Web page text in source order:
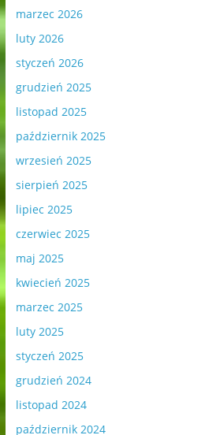
marzec 2026
luty 2026
styczeń 2026
grudzień 2025
listopad 2025
październik 2025
wrzesień 2025
sierpień 2025
lipiec 2025
czerwiec 2025
maj 2025
kwiecień 2025
marzec 2025
luty 2025
styczeń 2025
grudzień 2024
listopad 2024
październik 2024